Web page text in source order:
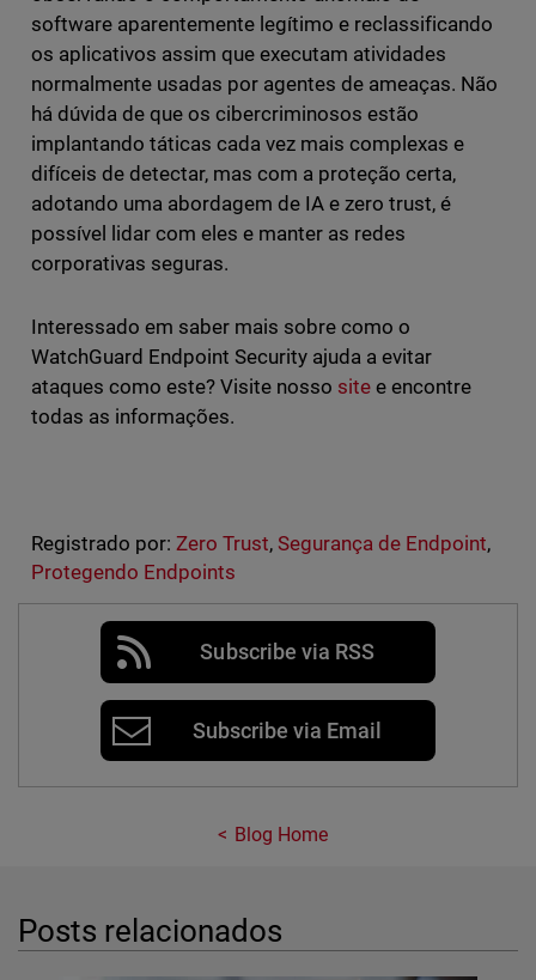
software aparentemente legítimo e reclassificando
os aplicativos assim que executam atividades
normalmente usadas por agentes de ameaças. Não
há dúvida de que os cibercriminosos estão
implantando táticas cada vez mais complexas e
difíceis de detectar, mas com a proteção certa,
adotando uma abordagem de IA e zero trust, é
possível lidar com eles e manter as redes
corporativas seguras.
Interessado em saber mais sobre como o
WatchGuard Endpoint Security ajuda a evitar
ataques como este? Visite nosso site e encontre
todas as informações.
Registrado por: Zero Trust, Segurança de Endpoint,
Protegendo Endpoints
Subscribe via RSS
Subscribe via Email
Blog Home
Posts relacionados